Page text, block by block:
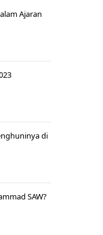
Ajaran
di
SAW?